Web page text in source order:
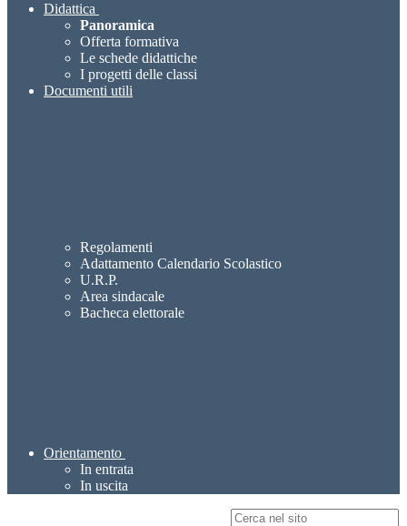
Didattica
Panoramica
Offerta formativa
Le schede didattiche
I progetti delle classi
Documenti utili
Regolamenti
Adattamento Calendario Scolastico
U.R.P.
Area sindacale
Bacheca elettorale
Orientamento
In entrata
In uscita